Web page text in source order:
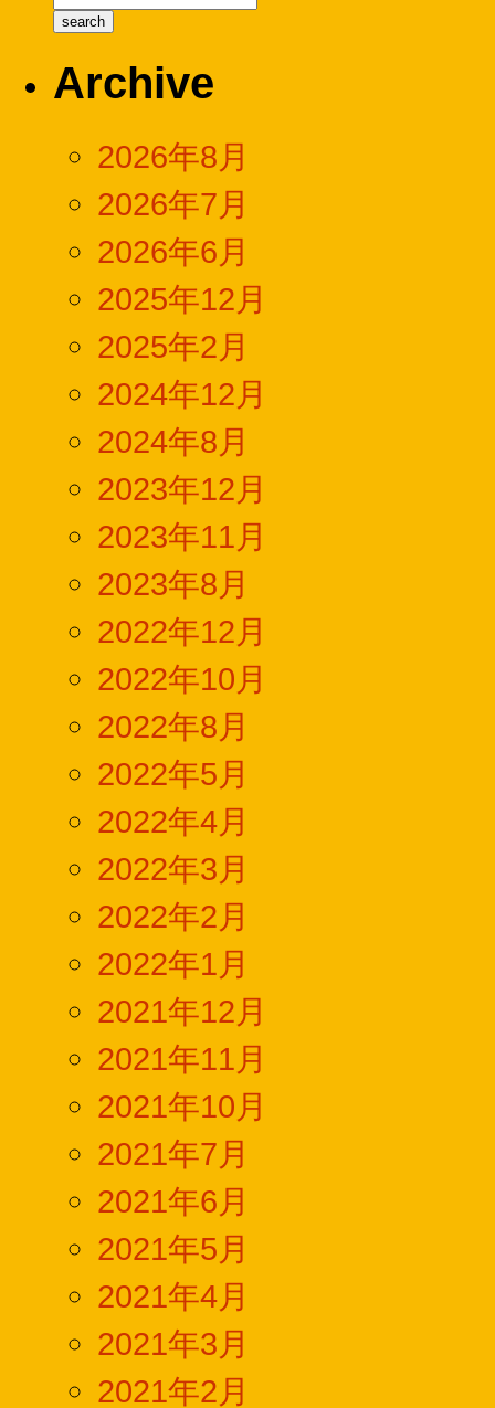
Archive
2026年8月
2026年7月
2026年6月
2025年12月
2025年2月
2024年12月
2024年8月
2023年12月
2023年11月
2023年8月
2022年12月
2022年10月
2022年8月
2022年5月
2022年4月
2022年3月
2022年2月
2022年1月
2021年12月
2021年11月
2021年10月
2021年7月
2021年6月
2021年5月
2021年4月
2021年3月
2021年2月